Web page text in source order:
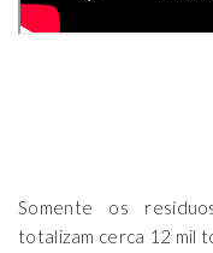
Somente os
totalizam cerca 12 mil